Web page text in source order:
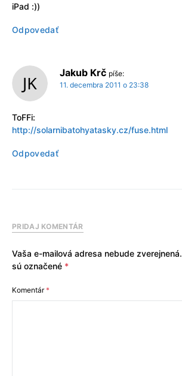
iPad :))
Odpovedať
Jakub Krč píše:
11. decembra 2011 o 23:38
ToFFi:
http://solarnibatohyatasky.cz/fuse.html
Odpovedať
PRIDAJ KOMENTÁR
Vaša e-mailová adresa nebude zverejnená.
sú označené *
Komentár*